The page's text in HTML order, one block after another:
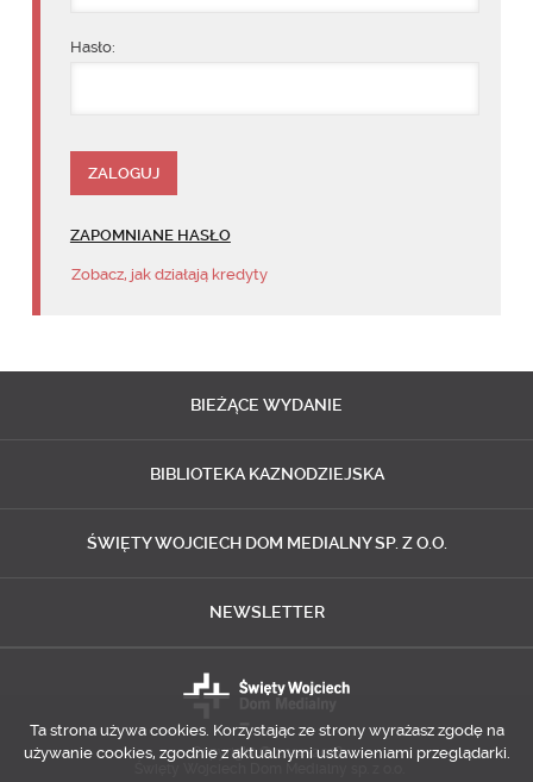
Hasło:
ZAPOMNIANE HASŁO
Zobacz, jak działają kredyty
BIEŻĄCE WYDANIE
BIBLIOTEKA KAZNODZIEJSKA
ŚWIĘTY WOJCIECH DOM MEDIALNY SP. Z O.O.
NEWSLETTER
Copyright © 2014-2018
Ta strona używa cookies. Korzystając ze strony wyrażasz zgodę na
używanie cookies, zgodnie z aktualnymi ustawieniami przeglądarki.